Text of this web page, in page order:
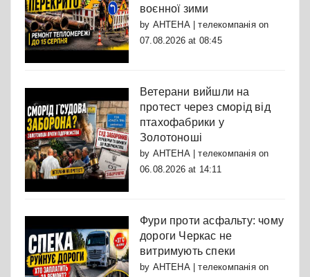
воєнної зими
by АНТЕНА | телекомпаніяon
07.08.2026 at 08:45
Ветерани вийшли на
протест через сморід від
птахофабрики у
Золотоноші
by АНТЕНА | телекомпаніяon
06.08.2026 at 14:11
Фури проти асфальту: чому
дороги Черкас не
витримують спеки
by АНТЕНА | телекомпаніяon